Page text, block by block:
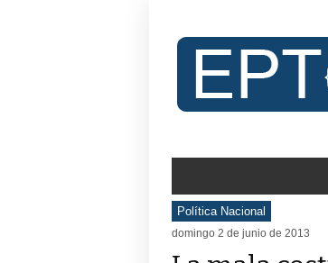
Política Nacional
domingo 2 de junio de 2013